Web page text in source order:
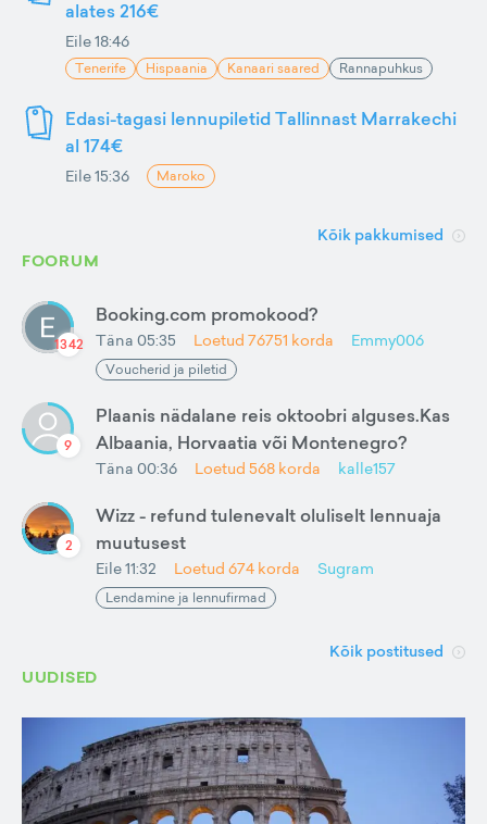
alates 216€
Eile 18:46
Tenerife Hispaania Kanaari saared Rannapuhkus
Edasi-tagasi lennupiletid Tallinnast Marrakechi
al 174€
Eile 15:36 Maroko
Kõik pakkumised
FOORUM
1342
Booking.com promokood?
Täna 05:35 Loetud 76751 korda Emmy006
Voucherid ja piletid
9
Plaanis nädalane reis oktoobri alguses.Kas
Albaania, Horvaatia või Montenegro?
Täna 00:36 Loetud 568 korda kalle157
2
Wizz - refund tulenevalt oluliselt lennuaja
muutusest
Eile 11:32 Loetud 674 korda Sugram
Lendamine ja lennufirmad
Kõik postitused
UUDISED